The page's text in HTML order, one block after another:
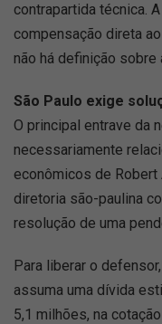
contrapartida técnica.
compensação direta
não há definição sobre
São Paulo exige
O principal entrave da
necessariamente
econômicos de
diretoria são-paulina
resolução de uma
Para liberar o
assuma uma dívida
5,1 milhões, na